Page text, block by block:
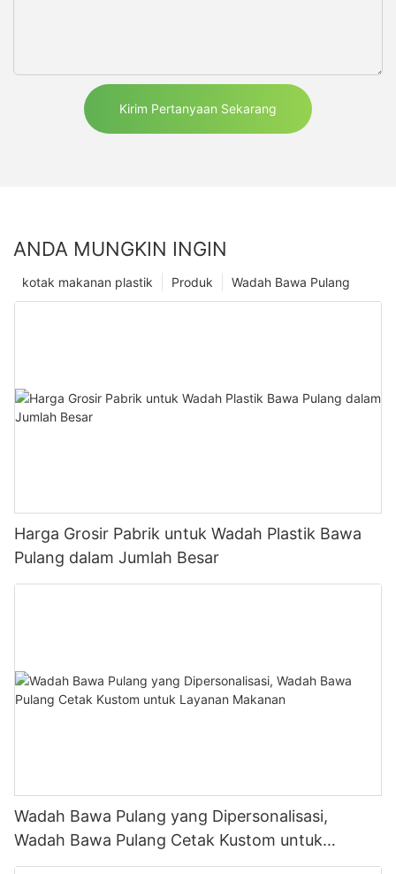
Kirim Pertanyaan Sekarang
ANDA MUNGKIN INGIN
Wadah Bawa Pulang
Produk
kotak makanan plastik
Harga Grosir Pabrik untuk Wadah Plastik Bawa
Pulang dalam Jumlah Besar
Wadah Bawa Pulang yang Dipersonalisasi,
Wadah Bawa Pulang Cetak Kustom untuk
Layanan Makanan